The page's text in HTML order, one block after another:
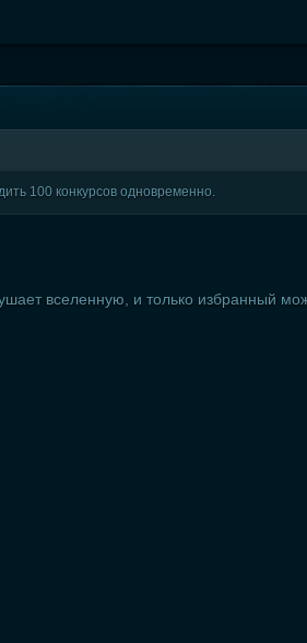
100 конкурсов одновременно.
вселенную, и только избранный